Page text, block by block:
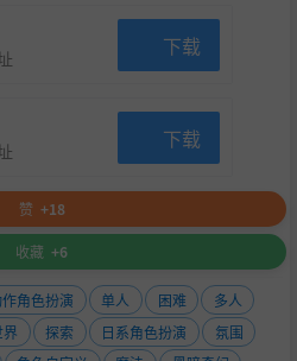
下载
下载
赞 +18
收藏 +6
角色扮演 单人 困难
多人
探索 日系角色扮演
氛围